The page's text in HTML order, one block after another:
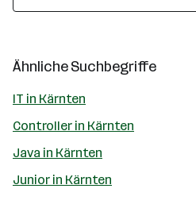
Ähnliche Suchbegriffe
IT in Kärnten
Controller in Kärnten
Java in Kärnten
Junior in Kärnten